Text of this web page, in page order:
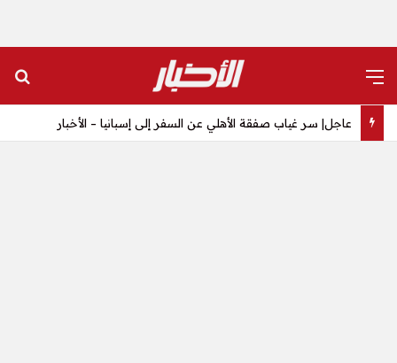
عاجل| سر غياب صفقة الأهلي عن السفر إلى إسبانيا – الأخبار